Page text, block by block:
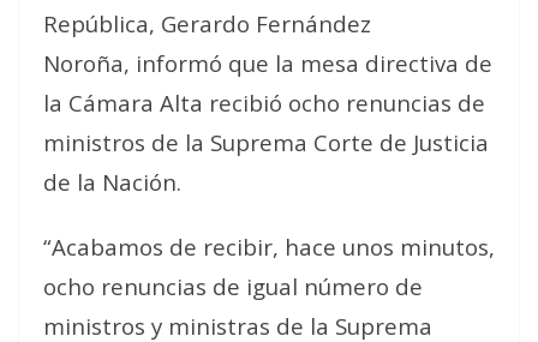
República, Gerardo Fernández
Noroña, informó que la mesa directiva de
la Cámara Alta recibió ocho renuncias de
ministros de la Suprema Corte de Justicia
de la Nación.
“Acabamos de recibir, hace unos minutos,
ocho renuncias de igual número de
ministros y ministras de la Suprema